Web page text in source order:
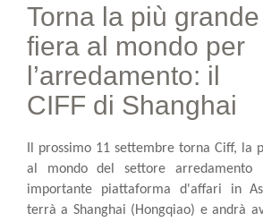
Torna la più grande
fiera al mondo per
l’arredamento: il
CIFF di Shanghai
Il prossimo 11 settembre torna Ciff, la
al mondo del settore arredamento
importante piattaforma d'affari in
terrà a Shanghai (Hongqiao) e andrà